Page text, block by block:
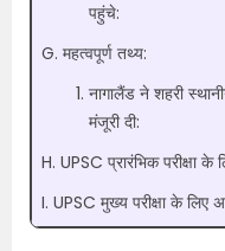
पहुंचे:
G. महत्वपूर्ण तथ्य:
नागालैंड ने शहरी
मंजूरी दी:
H. UPSC प्रारंभिक परीक्षा के
I. UPSC मुख्य परीक्षा के लिए